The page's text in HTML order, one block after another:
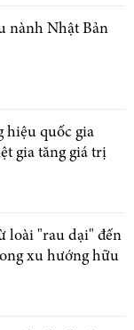
nành Nhật Bản
hiệu quốc gia
gia tăng giá trị
loài "rau dại" đến
xu hướng hữu